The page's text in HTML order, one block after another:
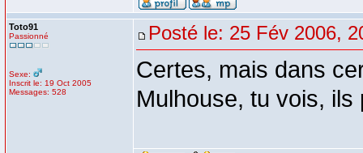
Toto91
Passionné
Sexe:
Inscrit le: 19 Oct 2005
Messages: 528
Posté le: 25 Fév 2006,
Certes, mais dans
Mulhouse, tu vois, ils